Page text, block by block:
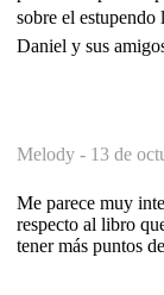
sobre el estupendo
Daniel y sus
Melody - 13 de
Me parece muy
respecto al libro
tener más puntos